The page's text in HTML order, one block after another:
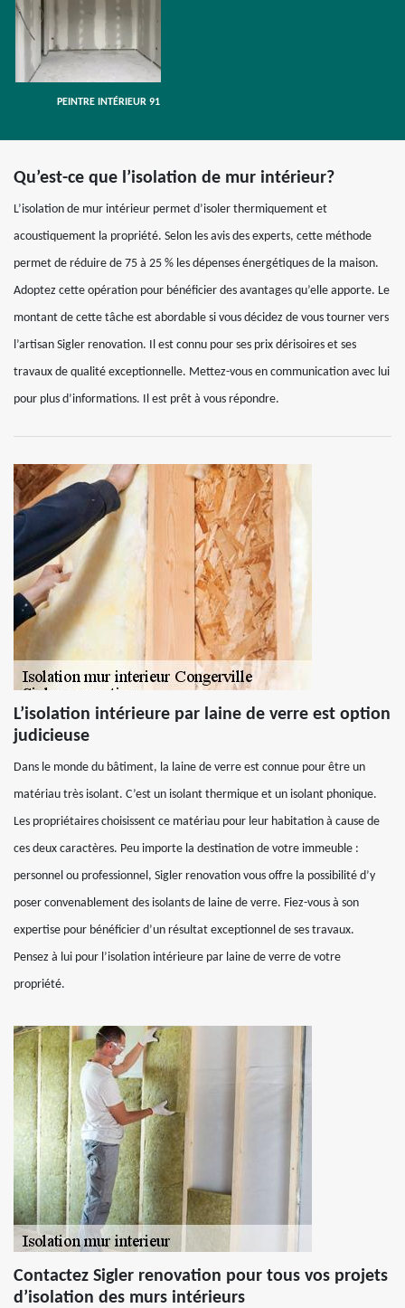
PEINTRE INTÉRIEUR 91
Qu’est-ce que l’isolation de mur intérieur?
L’isolation de mur intérieur permet d’isoler thermiquement et
acoustiquement la propriété. Selon les avis des experts, cette méthode
permet de réduire de 75 à 25 % les dépenses énergétiques de la maison.
Adoptez cette opération pour bénéficier des avantages qu’elle apporte. Le
montant de cette tâche est abordable si vous décidez de vous tourner vers
l’artisan Sigler renovation. Il est connu pour ses prix dérisoires et ses
travaux de qualité exceptionnelle. Mettez-vous en communication avec lui
pour plus d’informations. Il est prêt à vous répondre.
L’isolation intérieure par laine de verre est option
judicieuse
Dans le monde du bâtiment, la laine de verre est connue pour être un
matériau très isolant. C’est un isolant thermique et un isolant phonique.
Les propriétaires choisissent ce matériau pour leur habitation à cause de
ces deux caractères. Peu importe la destination de votre immeuble :
personnel ou professionnel, Sigler renovation vous offre la possibilité d’y
poser convenablement des isolants de laine de verre. Fiez-vous à son
expertise pour bénéficier d’un résultat exceptionnel de ses travaux.
Pensez à lui pour l’isolation intérieure par laine de verre de votre
propriété.
Contactez Sigler renovation pour tous vos projets
d’isolation des murs intérieurs